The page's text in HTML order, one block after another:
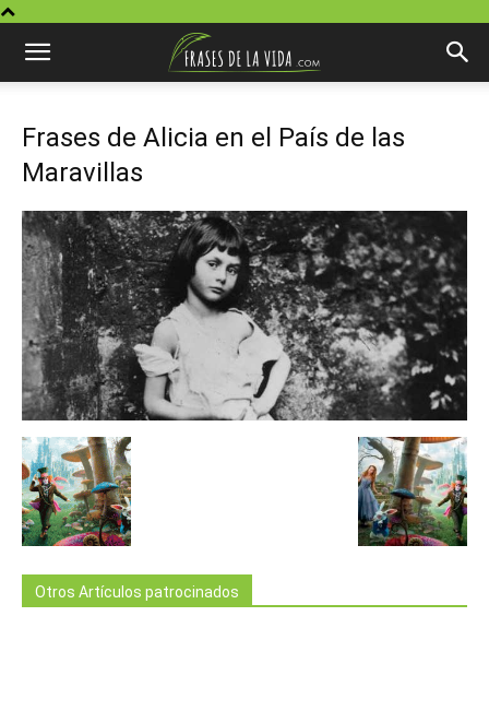
Frases de Alicia en el País de las
Maravillas
Otros Artículos patrocinados